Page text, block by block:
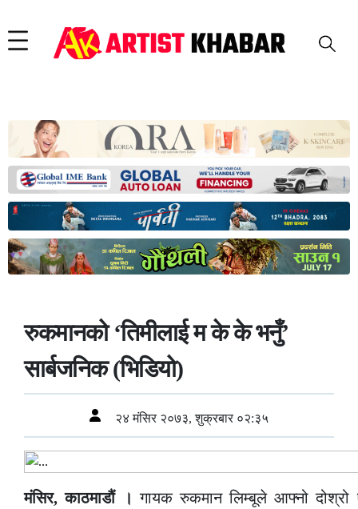
रुकमानको ‘तिमीलाई म के के भनुँ’
सार्बजनिक (भिडियो)
२४ मंसिर २०७३, शुक्रबार ०२:३५
मंसिर, काठमाडौं । गायक रुकमान लिम्बूले आफ्नो